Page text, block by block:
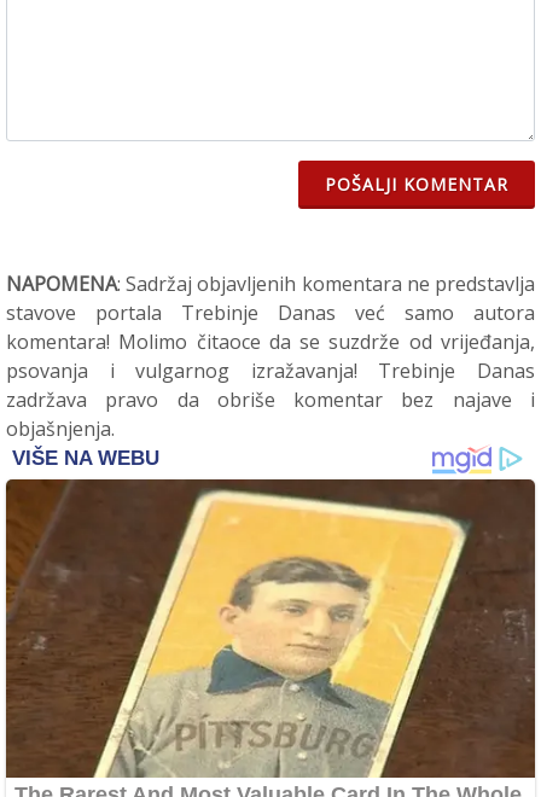
POŠALJI KOMENTAR
NAPOMENA: Sadržaj objavljenih komentara ne predstavlja
stavove portala Trebinje Danas već samo autora
komentara! Molimo čitaoce da se suzdrže od vrijeđanja,
psovanja i vulgarnog izražavanja! Trebinje Danas
zadržava pravo da obriše komentar bez najave i
objašnjenja.